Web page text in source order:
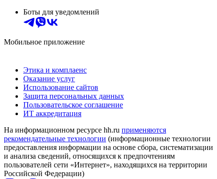
Боты для уведомлений
Мобильное приложение
Этика и комплаенс
Оказание услуг
Использование сайтов
Защита персональных данных
Пользовательское соглашение
ИТ аккредитация
На информационном ресурсе hh.ru применяются
рекомендательные технологии (информационные технологии
предоставления информации на основе сбора, систематизации
и анализа сведений, относящихся к предпочтениям
пользователей сети «Интернет», находящихся на территории
Российской Федерации)